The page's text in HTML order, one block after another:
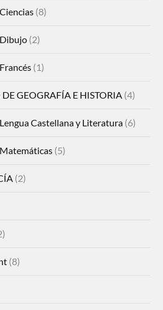
(8)
(2)
(1)
GEOGRAFÍA E HISTORIA (4)
Castellana y Literatura (6)
(5)
(2)
(8)